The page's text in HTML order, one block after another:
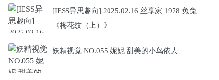
[IESS异思趣向] 2025.02.16 丝享家 1978 兔兔
《梅花纹（上）》
妖精视觉 NO.055 妮妮 甜美的小鸟依人